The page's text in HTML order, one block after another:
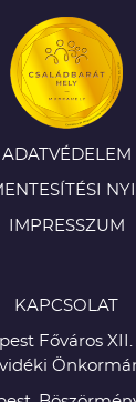
ADATVÉDELEM
IMPRESSZUM
KAPCSOLAT
Főváros